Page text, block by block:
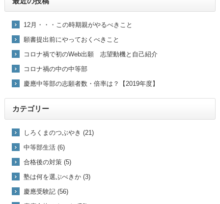
12月・・・この時期親がやるべきこと
願書提出前にやっておくべきこと
コロナ禍で初のWeb出願 志望動機と自己紹介
コロナ禍の中の中等部
慶應中等部の志願者数・倍率は？【2019年度】
カテゴリー
しろくまのつぶやき (21)
中等部生活 (6)
合格後の対策 (5)
塾は何を選ぶべきか (3)
慶應受験記 (56)